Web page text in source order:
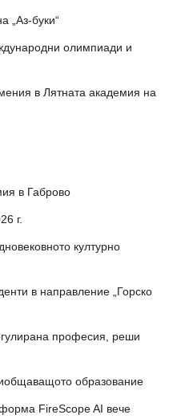
„Аз-буки“
олимпиади и
в Лятната академия на
в Габрово
г.
културно
в направление „Горско
професия, реши
образование
FireScope AI вече